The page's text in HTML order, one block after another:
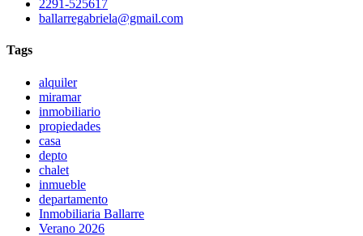
2291-525617
ballarregabriela@gmail.com
Tags
alquiler
miramar
inmobiliario
propiedades
casa
depto
chalet
inmueble
departamento
Inmobiliaria Ballarre
Verano 2026